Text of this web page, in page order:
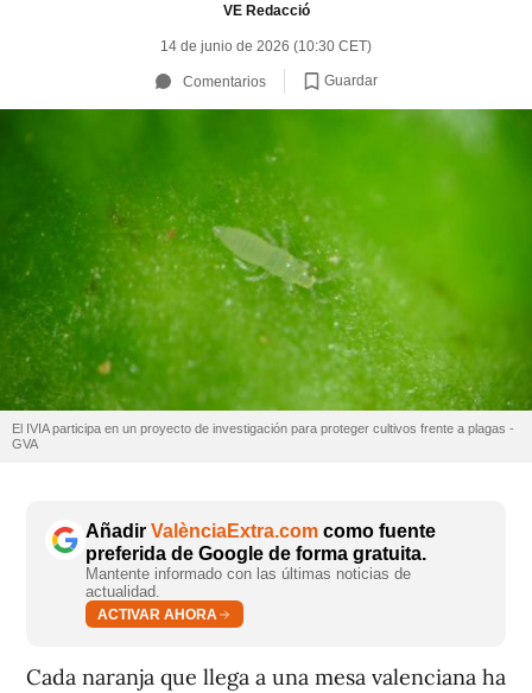
VE Redacció
14 de junio de 2026 (10:30 CET)
Comentarios Guardar
El IVIA participa en un proyecto de investigación para proteger cultivos frente a plagas -
GVA
Añadir ValènciaExtra.com como fuente
preferida de Google de forma gratuita.
Mantente informado con las últimas noticias de
actualidad.
ACTIVAR AHORA
Cada naranja que llega a una mesa valenciana ha